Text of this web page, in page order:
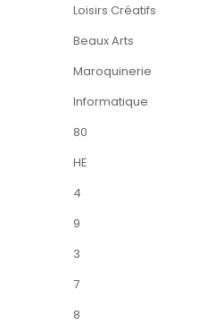
Loisirs Créatifs
Beaux Arts
Maroquinerie
Informatique
80
HE
4
9
3
7
8